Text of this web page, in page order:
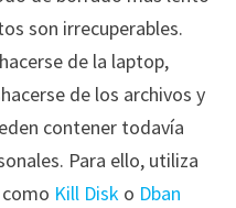
son irrecuperables.
de la laptop,
de los archivos y
contener todavía
Para ello, utiliza
Kill Disk o Dban